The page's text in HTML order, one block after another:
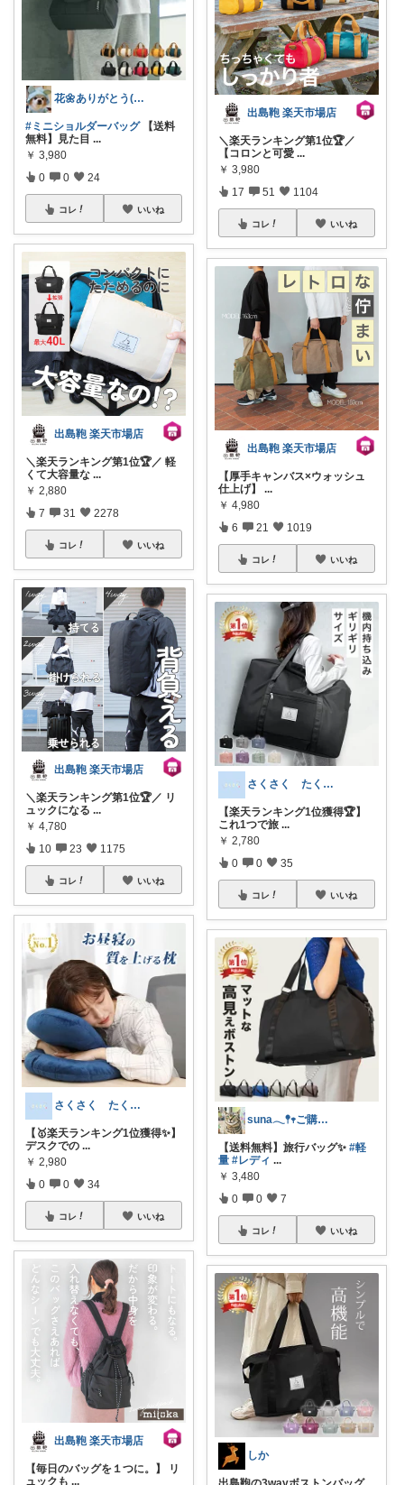
花🌼ありがとう(*･ω･)*_ _)ﾍ
#ミニショルダーバッグ【送料
無料】見た目 ...
￥ 3,980
0 0 24
コレ いいね
出島鞄 楽天市場店
＼楽天ランキング第1位🏆／ 軽
くて大容量な ...
￥ 2,880
7 31 2278
コレ いいね
出島鞄 楽天市場店
＼楽天ランキング第1位🏆／ リ
ュックになる ...
￥ 4,780
10 23 1175
コレ いいね
さくさく たくさんの訪問感謝です🙇
【🥇楽天ランキング1位獲得✨】
デスクでの ...
￥ 2,980
0 0 34
コレ いいね
出島鞄 楽天市場店
【毎日のバッグを１つに。】 リ
ュックも ...
出島鞄 楽天市場店
＼楽天ランキング第1位🏆／
【コロンと可愛 ...
￥ 3,980
17 51 1104
コレ いいね
出島鞄 楽天市場店
【厚手キャンバス×ウォッシュ
仕上げ】 ...
￥ 4,980
6 21 1019
コレ いいね
さくさく たくさんの訪問感謝です🙇
【楽天ランキング1位獲得🏆】
これ1つで旅 ...
￥ 2,780
0 0 35
コレ いいね
suna𓂃𖤥𖥧ご購入感謝´`*
【送料無料】旅行バッグ✨ #軽
量 #レディ ...
￥ 3,480
0 0 7
コレ いいね
しか